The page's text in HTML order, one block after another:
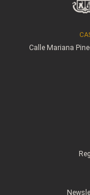
Calle Mariana